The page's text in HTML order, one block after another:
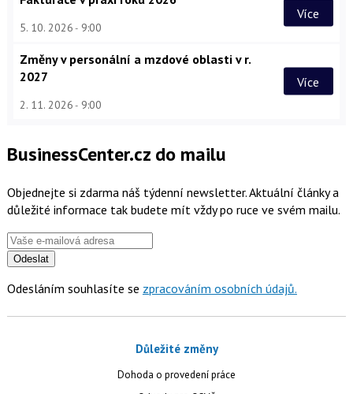
názor
5. 10. 2026 9:00
Více
Změny v personální a mzdové oblasti v r.
2027
2. 11. 2026 9:00
Více
BusinessCenter.cz do mailu
Objednejte si zdarma náš týdenní newsletter. Aktuální články a
důležité informace tak budete mít vždy po ruce ve svém mailu.
Odeslat
Odesláním souhlasíte se zpracováním osobních údajů.
Důležité změny
Dohoda o provedení práce